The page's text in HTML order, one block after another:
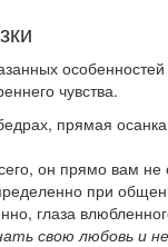
чувства.
прямая
он прямо вам не
при
глаза
свою любовь и